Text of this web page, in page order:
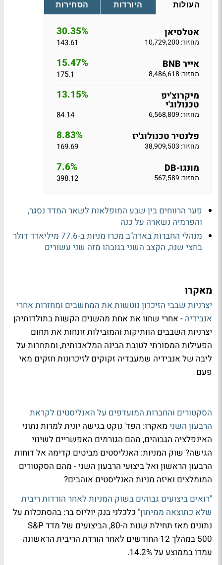
העולות היורדות הסחירות
אטלסיאן 30.35%
מחזור: 10,729,200 143.61
אייר BNB 15.47%
מחזור: 8,486,618 175.1
מיקרוצ'יפ
טכנולוג'י
13.15%
מחזור: 6,568,809 84.14
פלנטיר טכנולוג'יז 8.83%
מחזור: 38,909,503 169.69
מונגו-DB 7.6%
מחזור: 567,589 398.12
פער הרווחים בין שבע המופלאות לשאר המדד נסגר,
והפרמיה נשארה על כנה
מנהלי החברות בארה"ב מכרו מניות ב-77.6 מיליארד דולר
בחצי שנה, הקצב השני בגובהו מזה שני עשורים
מאקרו
יצרניות שבבי הזיכרון נוטשות את המחשבים ומחזרות אחרי
אנבידיה - אחרי שחוו את אחת מהשנים הקשות בתולדותיהן
יצרניות השבבים הוותיקות והמובילות זונחות את תחום
הפעילות המסורתי לטובת הבינה המלאכותית, ומתחרות על
ליבה של אנבידיה שמעבדיה זקוקים לזיכרונות חזקים מאי
פעם
הסקטורים והחברות המועדפים על האנליסטים לקראת
הרבעון השני מאקרו: הפד' נוקט בגישה יונית למרות נתוני
האינפלציה הגבוהים, מהם הגורמים האפשריים לשינוי
הגישה? שוק המניות: האנליסטים מביטים קדימה אל דוחות
הרבעון הראשון ואל ביצועי הרבעון השני - מהם הסקטורים
המומלצים ואיזה מניות האנליסטים אוהבים?
"רואים ביצועים גבוהים בשוק המניות לאחר הורדות ריבית
שלא כתוצאה ממיתון" כלכלני בנק יוליוס בר: בהסתכלות על
נתונים מאז תחילת שנות ה-80, הביצועים של מדד S&P
500 במהלך 12 החודשים לאחר הורדת הריבית הראשונה
עמדו בממוצע על 14.2%.